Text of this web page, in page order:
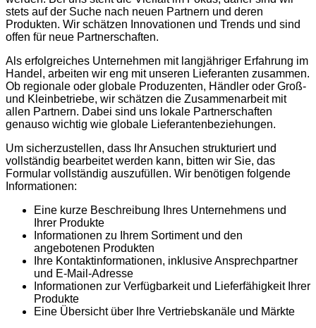
stets auf der Suche nach neuen Partnern und deren
Produkten. Wir schätzen Innovationen und Trends und sind
offen für neue Partnerschaften.
Als erfolgreiches Unternehmen mit langjähriger Erfahrung im
Handel, arbeiten wir eng mit unseren Lieferanten zusammen.
Ob regionale oder globale Produzenten, Händler oder Groß-
und Kleinbetriebe, wir schätzen die Zusammenarbeit mit
allen Partnern. Dabei sind uns lokale Partnerschaften
genauso wichtig wie globale Lieferantenbeziehungen.
Um sicherzustellen, dass Ihr Ansuchen strukturiert und
vollständig bearbeitet werden kann, bitten wir Sie, das
Formular vollständig auszufüllen. Wir benötigen folgende
Informationen:
Eine kurze Beschreibung Ihres Unternehmens und
Ihrer Produkte
Informationen zu Ihrem Sortiment und den
angebotenen Produkten
Ihre Kontaktinformationen, inklusive Ansprechpartner
und E-Mail-Adresse
Informationen zur Verfügbarkeit und Lieferfähigkeit Ihrer
Produkte
Eine Übersicht über Ihre Vertriebskanäle und Märkte